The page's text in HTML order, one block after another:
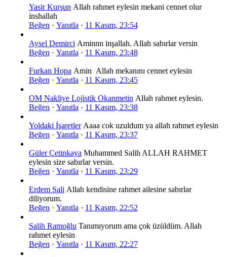
Yasir Kurşun Allah rahmet eylesin mekani cennet olur
inshallah
Beğen · Yanıtla · 11 Kasım, 23:54
Aysel Demirci Aminnn inşallah. Allah sabırlar versin
Beğen · Yanıtla · 11 Kasım, 23:48
Furkan Hopa Amin Allah mekanını cennet eylesin
Beğen · Yanıtla · 11 Kasım, 23:45
OM Nakliye Lojistik Okanmetin Allah rahmet eylesin.
Beğen · Yanıtla · 11 Kasım, 23:38
Yoldaki İşaretlerAaaa cok uzuldum ya allah rahmet eylesin
Beğen · Yanıtla · 11 Kasım, 23:37
Güler Çetinkaya Muhammed Salih ALLAH RAHMET
eylesin size sabırlar versin.
Beğen · Yanıtla · 11 Kasım, 23:29
Erdem Sali Allah kendisine rahmet ailesine sabırlar
diliyorum.
Beğen · Yanıtla · 11 Kasım, 22:52
Salih Ramoğlu Tanımıyorum ama çok üzüldüm. Allah
rahmet eylesin
Beğen · Yanıtla · 11 Kasım, 22:27